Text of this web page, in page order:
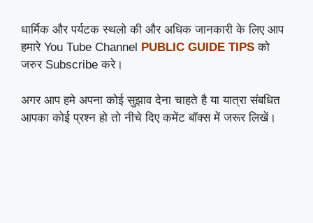
धार्मिक और पर्यटक स्थलो की और अधिक जानकारी के लिए आप
हमारे You Tube Channel PUBLIC GUIDE TIPS को
जरुर Subscribe करे।
अगर आप हमे अपना कोई सुझाव देना चाहते है या यात्रा संबधित
आपका कोई प्रश्न हो तो नीचे दिए कमेंट बॉक्स में जरूर लिखें।